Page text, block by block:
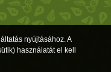
nyújtásához. A
használatát el kell